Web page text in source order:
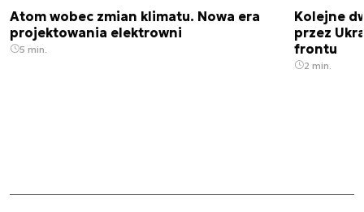
Atom wobec zmian klimatu. Nowa era
projektowania elektrowni
5 min.
Kolejne
przez
frontu
2 min.